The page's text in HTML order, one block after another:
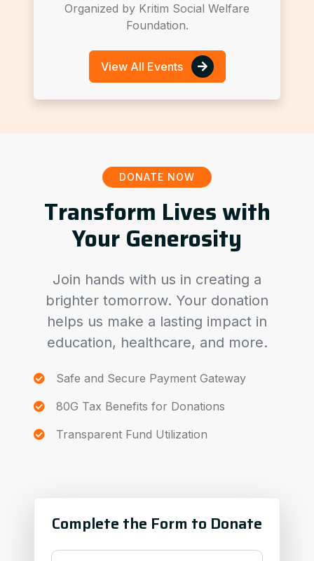
Organized by Kritim Social Welfare
Foundation.
View All Events
DONATE NOW
Transform Lives with
Your Generosity
Join hands with us in creating a
brighter tomorrow. Your donation
helps us make a lasting impact in
education, healthcare, and more.
Safe and Secure Payment Gateway
80G Tax Benefits for Donations
Transparent Fund Utilization
Complete the Form to Donate